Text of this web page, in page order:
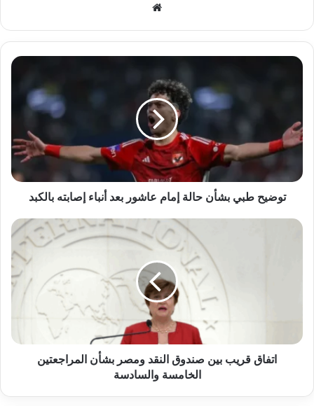
توضيح
إمام
عاشور
بعد
إصابته
بالكبدتوضيح طبي بشأن حالة إمام عاشور بعد أنباء إصابته بالكبد
اتفاق
الخامسة
والسادسةاتفاق قريب بين صندوق النقد ومصر بشأن المراجعتين
الخامسة والسادسة